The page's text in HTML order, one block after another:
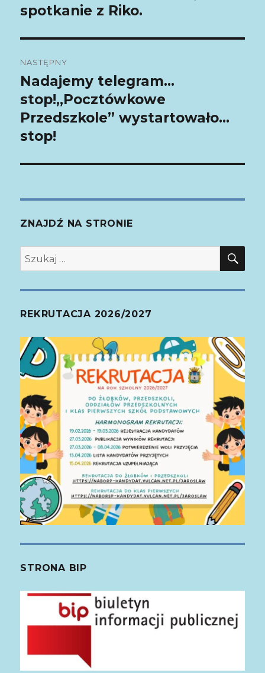
wpis:
spotkanie z Riko.
NASTĘPNY
Następny
wpis:
Nadajemy telegram…
stop!,,Pocztówkowe
Przedszkole” wystartowało…
stop!
ZNAJDŹ NA STRONIE
Szukaj:
REKRUTACJA 2026/2027
STRONA BIP